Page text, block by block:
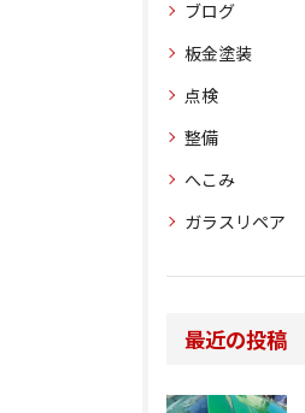
ブログ
板金塗装
点検
整備
へこみ
ガラスリペア
最近の投稿